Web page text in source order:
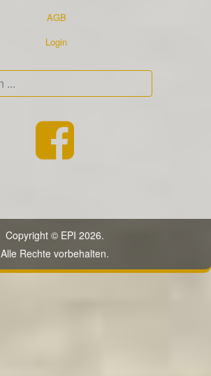
AGB
Login
Copyright © EPI 2026.
Alle Rechte vorbehalten.